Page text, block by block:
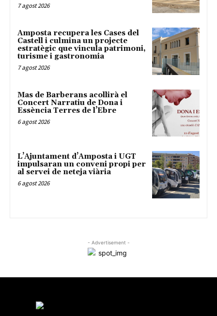
7 agost 2026
Amposta recupera les Cases del
Castell i culmina un projecte
estratègic que vincula patrimoni,
turisme i gastronomia
7 agost 2026
Mas de Barberans acollirà el
Concert Narratiu de Dona i
Essència Terres de l’Ebre
6 agost 2026
L’Ajuntament d’Amposta i UGT
impulsaran un conveni propi per
al servei de neteja viària
6 agost 2026
- Advertisement -